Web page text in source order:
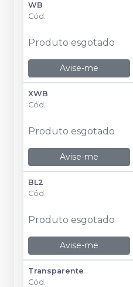
WB
Cód.
Produto esgotado
Avise-me
XWB
Cód.
Produto esgotado
Avise-me
BL2
Cód.
Produto esgotado
Avise-me
Transparente
Cód.